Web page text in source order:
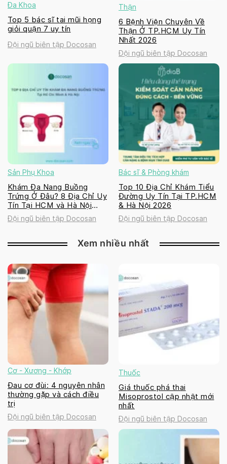
Đa Khoa
Top 5 bác sĩ tai mũi họng
giỏi quận 7 uy tín
Đội ngũ biên tập Docosan
Thận
6 Bệnh Viện Chuyên Về
Thận Ở TP.HCM Uy Tín
Nhất 2026
Đội ngũ biên tập Docosan
Sản Phụ Khoa
Khám Đa Nang Buồng
Trứng Ở Đâu? 8 Địa Chỉ Uy
Tín Tại HCM và Hà Nội
2026
Đội ngũ biên tập Docosan
Bác sĩ & Phòng khám
Top 10 Địa Chỉ Khám Tiểu
Đường Uy Tín Tại TP.HCM
& Hà Nội 2026
Đội ngũ biên tập Docosan
Xem nhiều nhất
Cơ - Xương - Khớp
Đau cơ đùi: 4 nguyên nhân
thường gặp và cách điều
trị
Đội ngũ biên tập Docosan
Thuốc
Giá thuốc phá thai
Misoprostol cập nhật mới
nhất
Đội ngũ biên tập Docosan